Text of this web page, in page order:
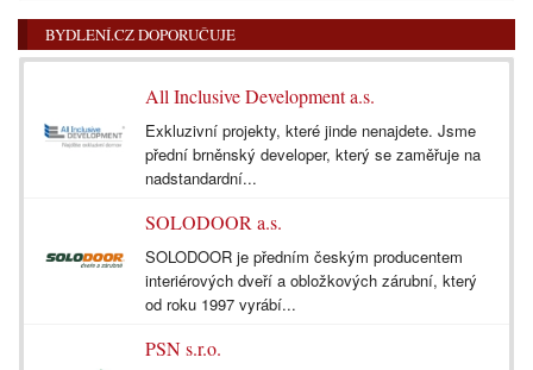
BYDLENÍ.CZ DOPORUČUJE
All Inclusive Development a.s.
Exkluzivní projekty, které jinde nenajdete. Jsme
přední brněnský developer, který se zaměřuje na
nadstandardní...
SOLODOOR a.s.
SOLODOOR je předním českým producentem
interiérových dveří a obložkových zárubní, který
od roku 1997 vyrábí...
PSN s.r.o.